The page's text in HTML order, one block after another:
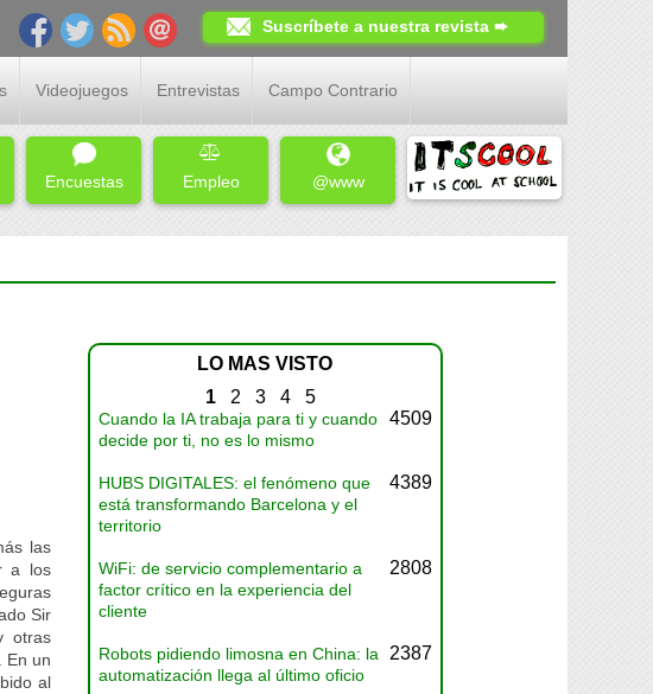
Suscríbete a nuestra revista ➨
Videojuegos Entrevistas Campo Contrario
Encuestas Empleo @www
las
a los
Sir
otras
En un
al
LO MAS VISTO
1 2 3 4 5
Cuando la IA trabaja para ti y cuando
decide por ti, no es lo mismo
4509
HUBS DIGITALES: el fenómeno que
está transformando Barcelona y el
territorio
4389
WiFi: de servicio complementario a
factor crítico en la experiencia del
cliente
2808
Robots pidiendo limosna en China: la
automatización llega al último oficio
2387